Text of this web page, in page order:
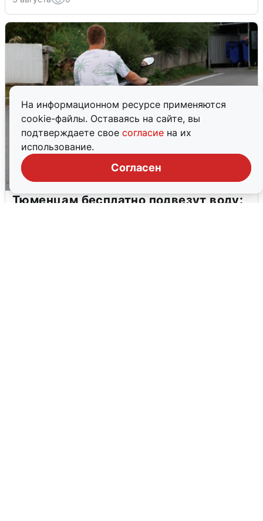
На информационном ресурсе применяются
cookie-файлы. Оставаясь на сайте, вы
подтверждаете свое согласие на их
использование.
Согласен
Тюменцам бесплатно подвезут воду: